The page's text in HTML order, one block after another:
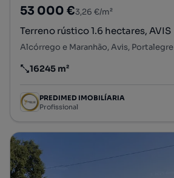
53 000 €3,26 €/m²
Terreno rústico 1.6 hectares, AVIS
Alcórrego e Maranhão, Avis, Portalegre
Preço por metro quadrado
16245 m²
PREDIMED IMOBILÍARIA
Profissional